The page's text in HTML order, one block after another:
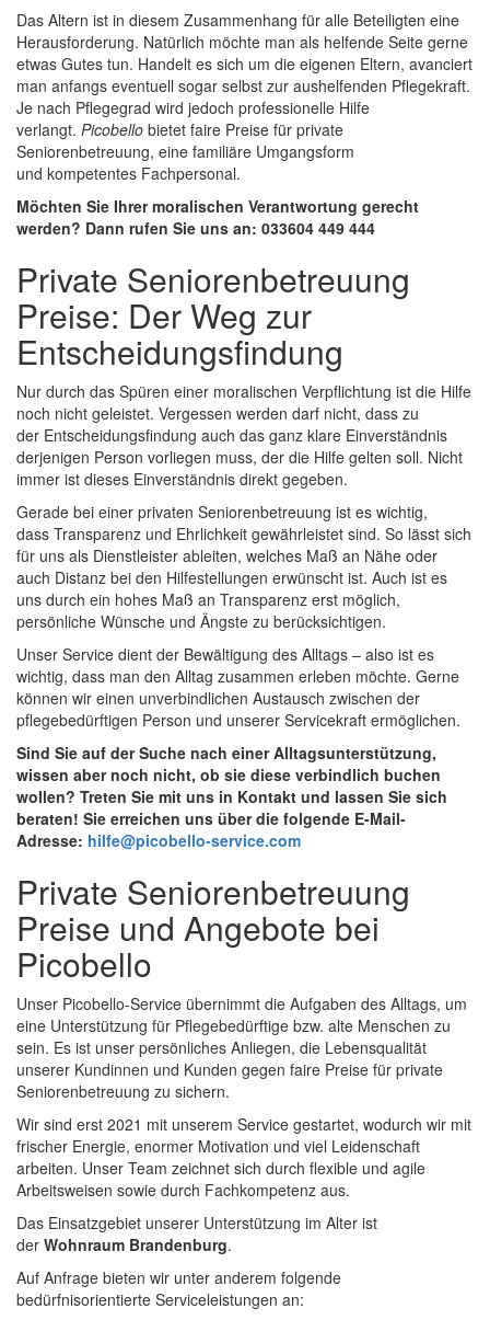
Das Altern ist in diesem Zusammenhang für alle Beteiligten eine
Herausforderung. Natürlich möchte man als helfende Seite gerne
etwas Gutes tun. Handelt es sich um die eigenen Eltern, avanciert
man anfangs eventuell sogar selbst zur aushelfenden Pflegekraft.
Je nach Pflegegrad wird jedoch professionelle Hilfe
verlangt. Picobello bietet faire Preise für private
Seniorenbetreuung, eine familiäre Umgangsform
und kompetentes Fachpersonal.
Möchten Sie Ihrer moralischen Verantwortung gerecht
werden? Dann rufen Sie uns an: 033604 449 444
Private Seniorenbetreuung
Preise: Der Weg zur
Entscheidungsfindung
Nur durch das Spüren einer moralischen Verpflichtung ist die Hilfe
noch nicht geleistet. Vergessen werden darf nicht, dass zu
der Entscheidungsfindung auch das ganz klare Einverständnis
derjenigen Person vorliegen muss, der die Hilfe gelten soll. Nicht
immer ist dieses Einverständnis direkt gegeben.
Gerade bei einer privaten Seniorenbetreuung ist es wichtig,
dass Transparenz und Ehrlichkeit gewährleistet sind. So lässt sich
für uns als Dienstleister ableiten, welches Maß an Nähe oder
auch Distanz bei den Hilfestellungen erwünscht ist. Auch ist es
uns durch ein hohes Maß an Transparenz erst möglich,
persönliche Wünsche und Ängste zu berücksichtigen.
Unser Service dient der Bewältigung des Alltags – also ist es
wichtig, dass man den Alltag zusammen erleben möchte. Gerne
können wir einen unverbindlichen Austausch zwischen der
pflegebedürftigen Person und unserer Servicekraft ermöglichen.
Sind Sie auf der Suche nach einer Alltagsunterstützung,
wissen aber noch nicht, ob sie diese verbindlich buchen
wollen? Treten Sie mit uns in Kontakt und lassen Sie sich
beraten! Sie erreichen uns über die folgende E-Mail-
Adresse: hilfe@picobello-service.com
Private Seniorenbetreuung
Preise und Angebote bei
Picobello
Unser Picobello-Service übernimmt die Aufgaben des Alltags, um
eine Unterstützung für Pflegebedürftige bzw. alte Menschen zu
sein. Es ist unser persönliches Anliegen, die Lebensqualität
unserer Kundinnen und Kunden gegen faire Preise für private
Seniorenbetreuung zu sichern.
Wir sind erst 2021 mit unserem Service gestartet, wodurch wir mit
frischer Energie, enormer Motivation und viel Leidenschaft
arbeiten. Unser Team zeichnet sich durch flexible und agile
Arbeitsweisen sowie durch Fachkompetenz aus.
Das Einsatzgebiet unserer Unterstützung im Alter ist
der Wohnraum Brandenburg.
Auf Anfrage bieten wir unter anderem folgende
bedürfnisorientierte Serviceleistungen an: